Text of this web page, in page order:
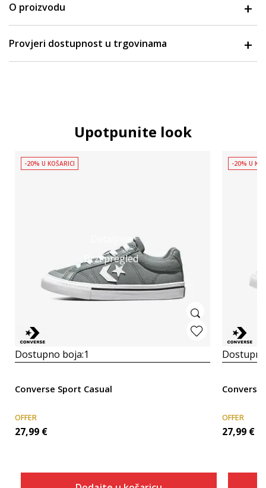
O proizvodu
Provjeri dostupnost u trgovinama
Upotpunite look
Detaljnije
Brzi pregled
-20% U KOŠARICI
Dostupno boja:1
Converse Sport Casual
OFFER
27,99 €
-20% U
Converse
OFFER
27,99 €